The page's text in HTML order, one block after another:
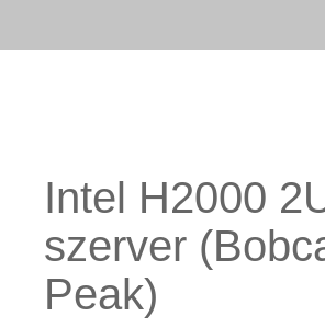
Intel H2000
szerver
Peak)